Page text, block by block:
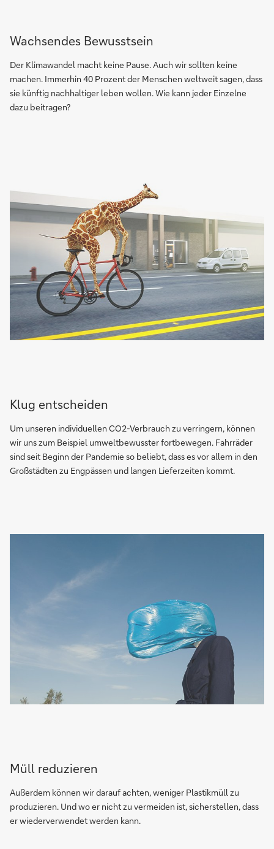
Wachsendes Bewusstsein
Der Klimawandel macht keine Pause. Auch wir sollten keine
machen. Immerhin 40 Prozent der Menschen weltweit sagen, dass
sie künftig nachhaltiger leben wollen. Wie kann jeder Einzelne
dazu beitragen?
Klug entscheiden
Um unseren individuellen CO2-Verbrauch zu verringern, können
wir uns zum Beispiel umweltbewusster fortbewegen. Fahrräder
sind seit Beginn der Pandemie so beliebt, dass es vor allem in den
Großstädten zu Engpässen und langen Lieferzeiten kommt.
Müll reduzieren
Außerdem können wir darauf achten, weniger Plastikmüll zu
produzieren. Und wo er nicht zu vermeiden ist, sicherstellen, dass
er wiederverwendet werden kann.